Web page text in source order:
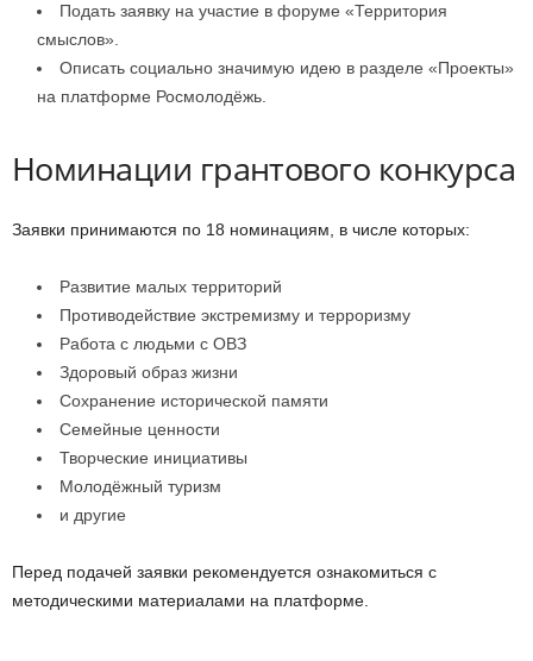
Подать заявку на участие в форуме «Территория
смыслов».
Описать социально значимую идею в разделе «Проекты»
на платформе Росмолодёжь.
Номинации грантового конкурса
Заявки принимаются по 18 номинациям, в числе которых:
Развитие малых территорий
Противодействие экстремизму и терроризму
Работа с людьми с ОВЗ
Здоровый образ жизни
Сохранение исторической памяти
Семейные ценности
Творческие инициативы
Молодёжный туризм
и другие
Перед подачей заявки рекомендуется ознакомиться с
методическими материалами на платформе.